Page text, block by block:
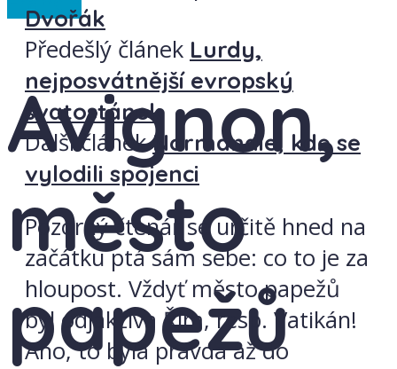
Avignon,
město
papežů
Dvořák
Předešlý článek Lurdy,
nejposvátnější evropský
svatostánek
Další článek Normandie, kde se
vylodili spojenci
Pozorný čtenář se určitě hned na
začátku ptá sám sebe: co to je za
hloupost. Vždyť městopapežů
byl odjakživa Řím, resp. Vatikán!
Ano, to byla pravda až do